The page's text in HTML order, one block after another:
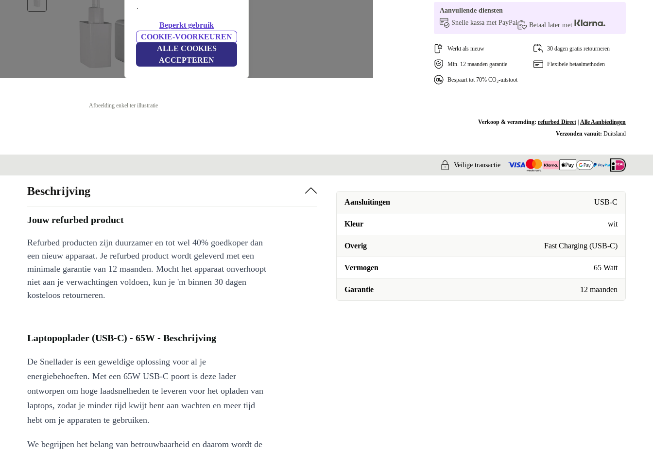
.
Beperkt gebruik
COOKIE-VOORKEUREN
ALLE COOKIES
ACCEPTEREN
Afbeelding enkel ter illustratie
Aanvullende diensten
Snelle kassa met PayPal
Betaal later met
Werkt als nieuw 30 dagen gratis retourneren
Min. 12 maanden garantie Flexibele betaalmethoden
Bespaart tot 70% CO₂-uitstoot
Verkoop & verzending: refurbed Direct| Alle Aanbiedingen
Verzonden vanuit: Duitsland
Veilige transactie
Aansluitingen USB-C
Kleur wit
Overig Fast Charging (USB-C)
Vermogen 65 Watt
Garantie 12 maanden
Beschrijving
Jouw refurbed product
Refurbed producten zijn duurzamer en tot wel 40% goedkoper dan
een nieuw apparaat. Je refurbed product wordt geleverd met een
minimale garantie van 12 maanden. Mocht het apparaat onverhoopt
niet aan je verwachtingen voldoen, kun je 'm binnen 30 dagen
kosteloos retourneren.
Laptopoplader (USB-C) - 65W - Beschrijving
De Snellader is een geweldige oplossing voor al je
energiebehoeften. Met een 65W USB-C poort is deze lader
ontworpen om hoge laadsnelheden te leveren voor het opladen van
laptops, zodat je minder tijd kwijt bent aan wachten en meer tijd
hebt om je apparaten te gebruiken.
We begrijpen het belang van betrouwbaarheid en daarom wordt de